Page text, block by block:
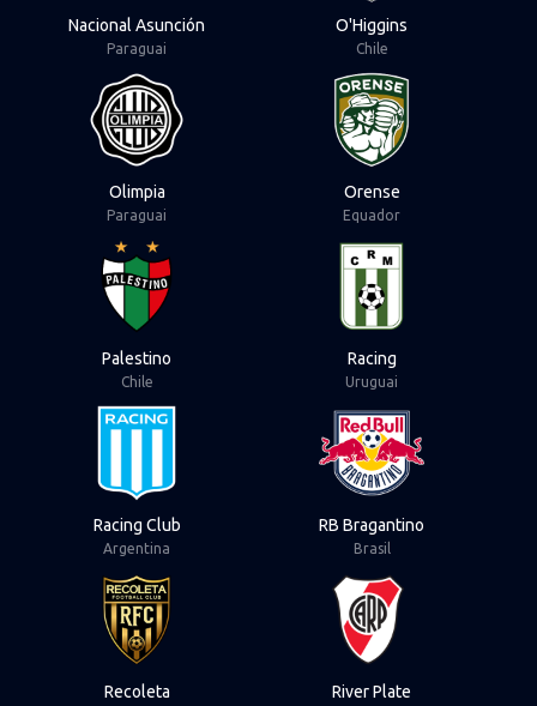
Nacional Asunción
Paraguai
O'Higgins
Chile
View Olimpia
Olimpia
Paraguai
View Orense
Orense
Equador
View Palestino
Palestino
Chile
View Racing
Racing
Uruguai
View Racing Club
Racing Club
Argentina
View RB
RB Bragantino
Brasil
View Recoleta
Recoleta
View River Plate
River Plate